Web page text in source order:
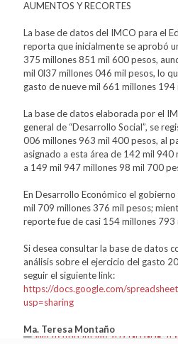
AUMENTOS Y RECORTES
La base de datos del IMCO para el
reporta que inicialmente se aprobó
375 millones 851 mil 600 pesos,
mil 0l37 millones 046 mil pesos, lo
gasto de nueve mil 661 millones 194
La base de datos elaborada por el
general de “Desarrollo Social”, se
006 millones 963 mil 400 pesos, al
asignado a esta área de 142 mil
a 149 mil 947 millones 98 mil 700
En Desarrollo Económico el
mil 709 millones 376 mil pesos;
reporte fue de casi 154 millones 793
Si desea consultar la base de datos
análisis sobre el ejercicio del gasto
seguir el siguiente link:
https://docs.google.com/
usp=sharing
Ma. Teresa Montaño